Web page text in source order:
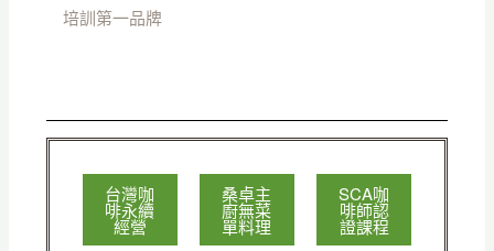
培訓第一品牌
台灣咖
啡永續
經營
桑卓主
廚無菜
單料理
SCA咖
啡師認
證課程